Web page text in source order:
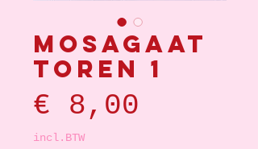
Mosagaat
toren 1
€ 8,00
incl.BTW